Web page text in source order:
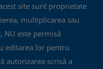
site sunt proprietate
multiplicarea sau
NU este permisă
editarea lor pentru
autorizarea scrisă a